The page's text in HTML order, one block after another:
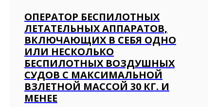
ОПЕРАТОР БЕСПИЛОТНЫХ
ЛЕТАТЕЛЬНЫХ АППАРАТОВ,
ВКЛЮЧАЮЩИХ В СЕБЯ ОДНО
ИЛИ НЕСКОЛЬКО
БЕСПИЛОТНЫХ ВОЗДУШНЫХ
СУДОВ С МАКСИМАЛЬНОЙ
ВЗЛЕТНОЙ МАССОЙ 30 КГ. И
МЕНЕЕ